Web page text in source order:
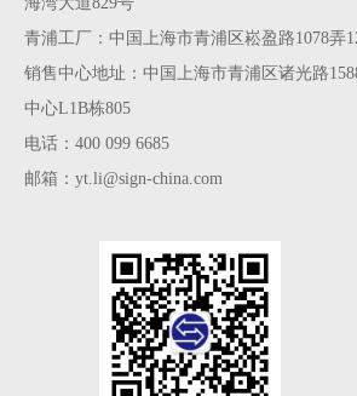
青浦工厂：中国上海市青浦区崧盈路1078弄
销售中心地址：中国上海市青浦区诸光路
中心L1B栋805
电话：400 099 6685
邮箱：yt.li@sign-china.com